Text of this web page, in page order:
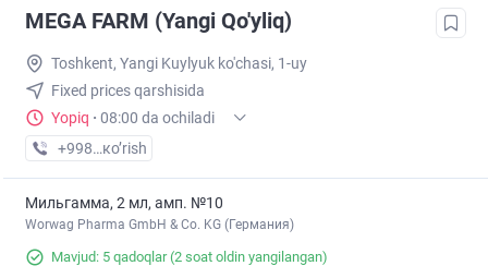
MEGA FARM (Yangi Qo'yliq)
Toshkent, Yangi Kuylyuk ko'chasi, 1-uy
Fixed prices qarshisida
Yopiq · 08:00 da ochiladi
+998 (71) XXX-XX-XX
кo’rish
Мильгамма, 2 мл, амп. №10
Worwag Pharma GmbH & Co. KG (Германия)
Mavjud: 5 qadoqlar(2 soat oldin yangilangan)